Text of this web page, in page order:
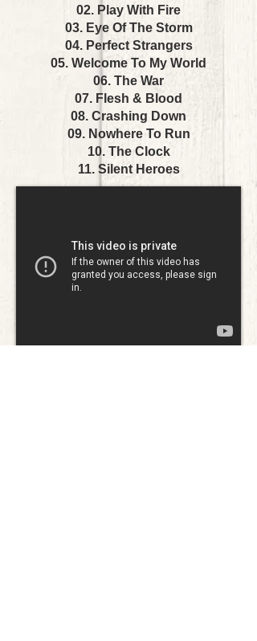
02. Play With Fire
03. Eye Of The Storm
04. Perfect Strangers
05. Welcome To My World
06. The War
07. Flesh & Blood
08. Crashing Down
09. Nowhere To Run
10. The Clock
11. Silent Heroes